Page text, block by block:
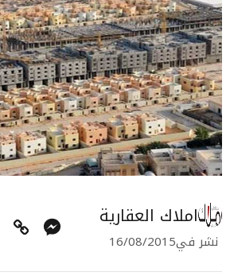
املاك العقارية
نشر في16/08/2015